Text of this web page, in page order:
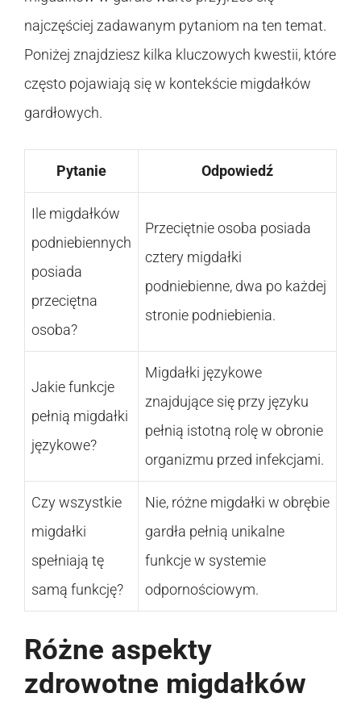
najczęściej zadawanym pytaniom na ten temat.
Poniżej znajdziesz kilka kluczowych kwestii, które
często pojawiają się w kontekście migdałków
gardłowych.
Pytanie Odpowiedź
Ile migdałków
podniebiennych
posiada
przeciętna
osoba?
Przeciętnie osoba posiada
cztery migdałki
podniebienne, dwa po każdej
stronie podniebienia.
Jakie funkcje
pełnią migdałki
językowe?
Migdałki językowe
znajdujące się przy języku
pełnią istotną rolę w obronie
organizmu przed infekcjami.
Czy wszystkie
migdałki
spełniają tę
samą funkcję?
Nie, różne migdałki w obrębie
gardła pełnią unikalne
funkcje w systemie
odpornościowym.
Różne aspekty
zdrowotne migdałków